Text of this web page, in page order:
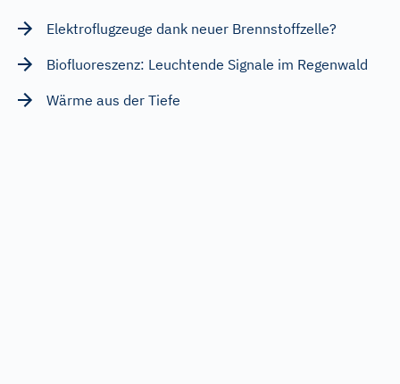
Elektroflugzeuge dank neuer Brennstoffzelle?
Biofluoreszenz: Leuchtende Signale im Regenwald
Wärme aus der Tiefe